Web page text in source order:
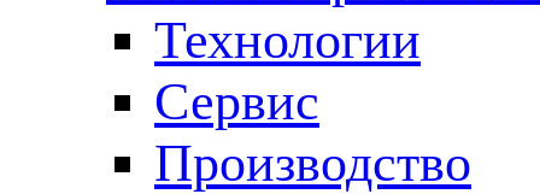
Технологии
Сервис
Производство